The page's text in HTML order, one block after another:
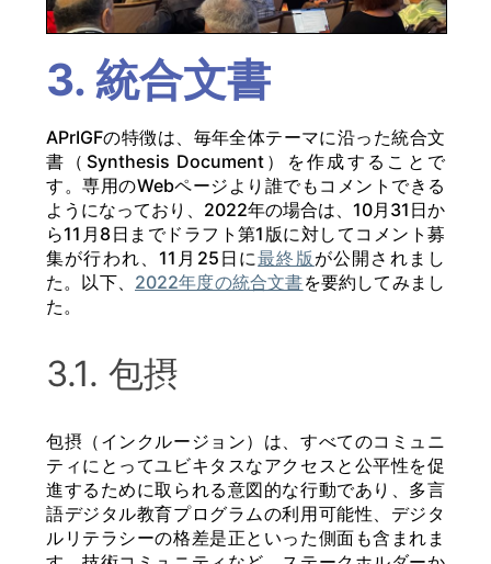
3. 統合文書
APrIGFの特徴は、毎年全体テーマに沿った統合文
書（Synthesis Document）を作成することで
す。専用のWebページより誰でもコメントできる
ようになっており、2022年の場合は、10月31日か
ら11月8日までドラフト第1版に対してコメント募
集が行われ、11月25日に最終版 が公開されまし
た。以下、 2022年度の統合文書を要約してみまし
た。
3.1. 包摂
包摂（インクルージョン）は、すべてのコミュニ
ティにとってユビキタスなアクセスと公平性を促
進するために取られる意図的な行動であり、多言
語デジタル教育プログラムの利用可能性、デジタ
ルリテラシーの格差是正といった側面も含まれま